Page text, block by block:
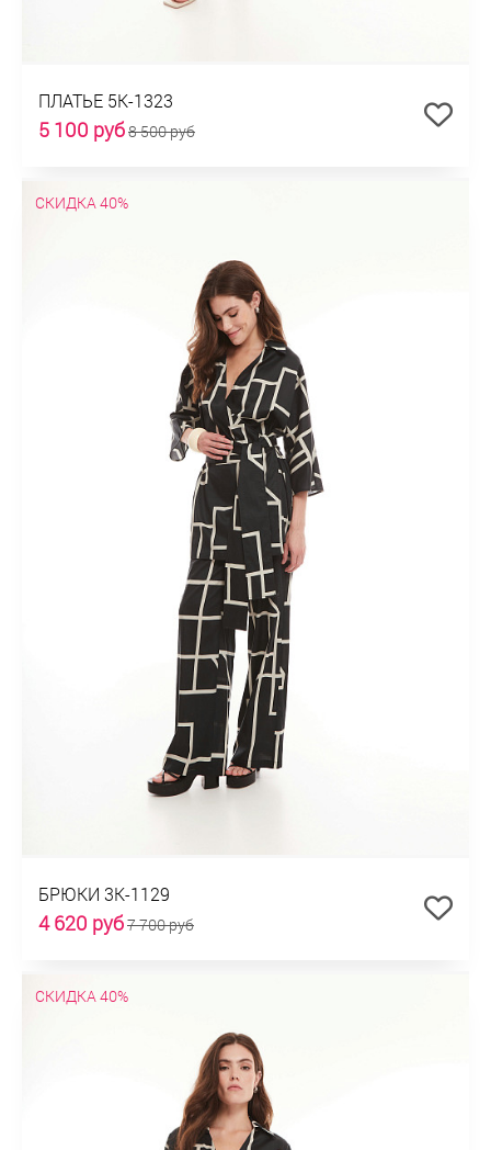
ПЛАТЬЕ 5К-1323
5 100 руб8 500 руб
СКИДКА 40%
БРЮКИ 3К-1129
4 620 руб7 700 руб
СКИДКА 40%